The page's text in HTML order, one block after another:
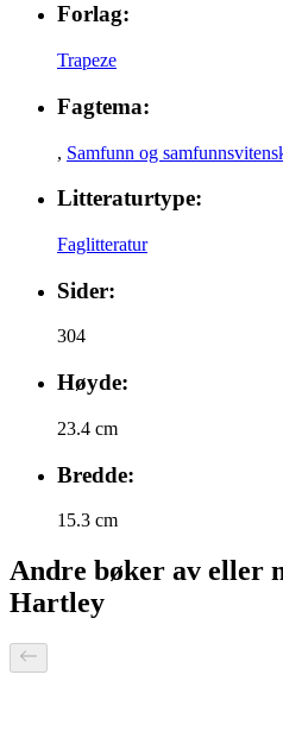
Forlag:
Trapeze
Fagtema:
, Samfunn og
Litteraturtype:
Faglitteratur
Sider:
304
Høyde:
23.4 cm
Bredde:
15.3 cm
Andre bøker av eller
Hartley